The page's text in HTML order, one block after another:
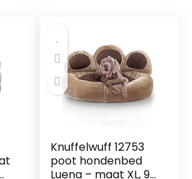
Knuffelwuff 12753
poot hondenbed
Luena – maat XL, 95